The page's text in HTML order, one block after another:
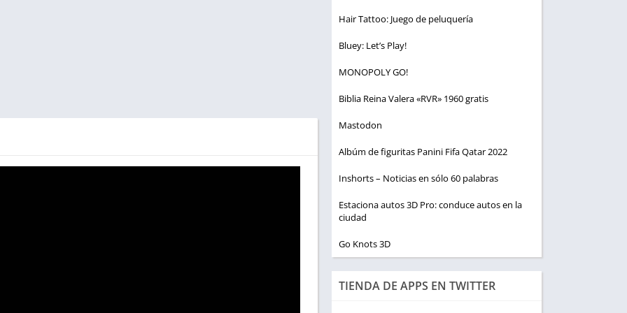
Hair Tattoo: Juego de peluquería
Bluey: Let’s Play!
MONOPOLY GO!
Biblia Reina Valera «RVR» 1960 gratis
Mastodon
Albúm de figuritas Panini Fifa Qatar 2022
Inshorts – Noticias en sólo 60 palabras
Estaciona autos 3D Pro: conduce autos en la
ciudad
Go Knots 3D
TIENDA DE APPS EN TWITTER